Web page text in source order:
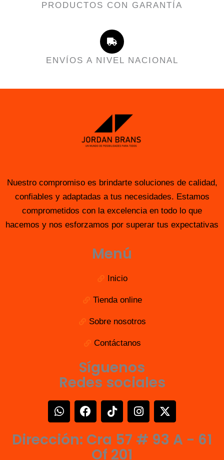
PRODUCTOS CON GARANTÍA
ENVÍOS A NIVEL NACIONAL
Nuestro compromiso es brindarte soluciones de calidad,
confiables y adaptadas a tus necesidades. Estamos
comprometidos con la excelencia en todo lo que
hacemos y nos esforzamos por superar tus expectativas
Menú
Inicio
Tienda online
Sobre nosotros
Contáctanos
Síguenos
Redes sociales
W
h
t
F
a
e
T
i
o
I
n
t
X
-
w
Dirección: Cra 57 # 93 A - 61
Of 201